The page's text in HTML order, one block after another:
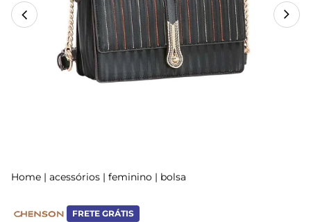
Home | acessórios | feminino | bolsa
FRETE GRÁTIS